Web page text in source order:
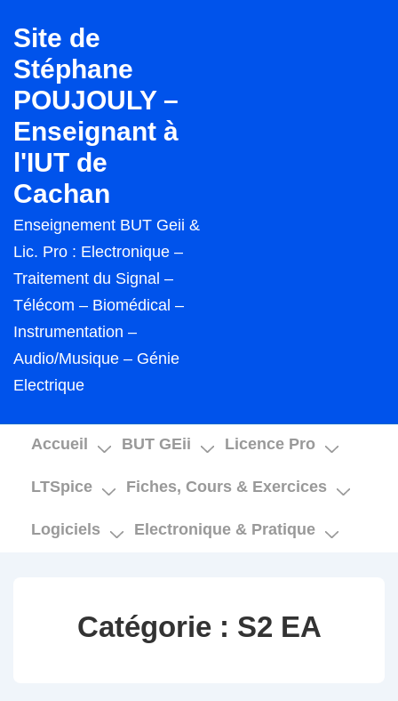
passer
au
contenu
principal
Site de
Stéphane
POUJOULY –
Enseignant à
l'IUT de
Cachan
Enseignement BUT Geii &
Lic. Pro : Electronique –
Traitement du Signal –
Télécom – Biomédical –
Instrumentation –
Audio/Musique – Génie
Electrique
Main
Accueil BUT GEii Licence Pro
LTSpice Fiches, Cours & Exercices
Logiciels Electronique & Pratique
Catégorie : S2 EA